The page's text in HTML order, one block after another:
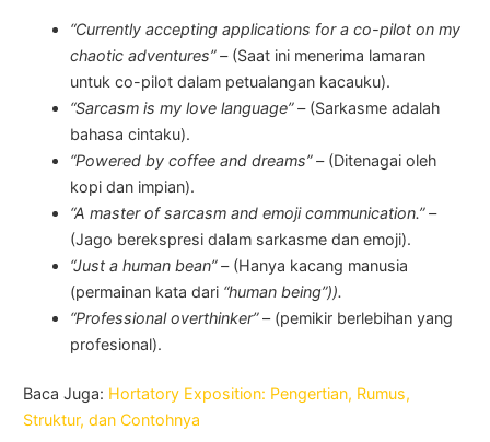
“Currently accepting applications for a co-pilot on my
chaotic adventures” – (Saat ini menerima lamaran
untuk co-pilot dalam petualangan kacauku).
“Sarcasm is my love language” – (Sarkasme adalah
bahasa cintaku).
“Powered by coffee and dreams” – (Ditenagai oleh
kopi dan impian).
“A master of sarcasm and emoji communication.” –
(Jago berekspresi dalam sarkasme dan emoji).
“Just a human bean” – (Hanya kacang manusia
(permainan kata dari “human being”)).
“Professional overthinker”– (pemikir berlebihan yang
profesional).
Baca Juga: Hortatory Exposition: Pengertian, Rumus,
Struktur, dan Contohnya